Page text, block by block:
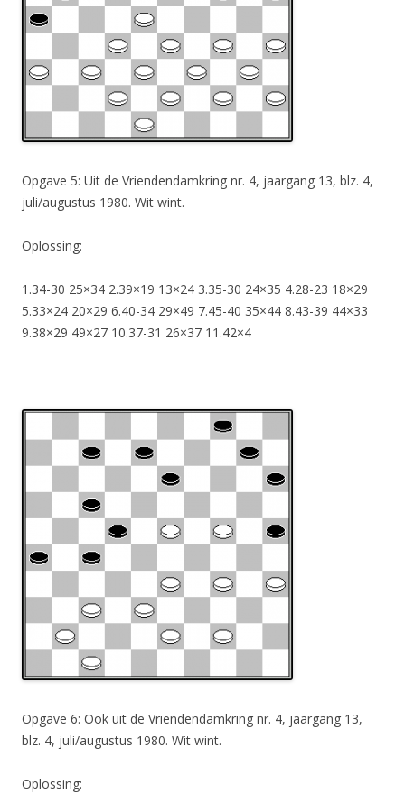
Opgave 5: Uit de Vriendendamkring nr. 4, jaargang 13, blz. 4,
juli/augustus 1980. Wit wint.
Oplossing:
1.34-30 25×34 2.39×19 13×24 3.35-30 24×35 4.28-23 18×29
5.33×24 20×29 6.40-34 29×49 7.45-40 35×44 8.43-39 44×33
9.38×29 49×27 10.37-31 26×37 11.42×4
Opgave 6: Ook uit de Vriendendamkring nr. 4, jaargang 13,
blz. 4, juli/augustus 1980. Wit wint.
Oplossing: